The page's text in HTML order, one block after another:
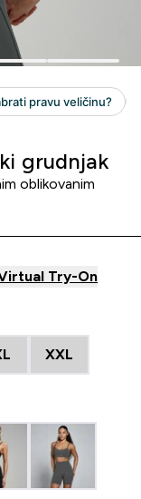
grudnjak
oblikovanim
Try-On
XXL